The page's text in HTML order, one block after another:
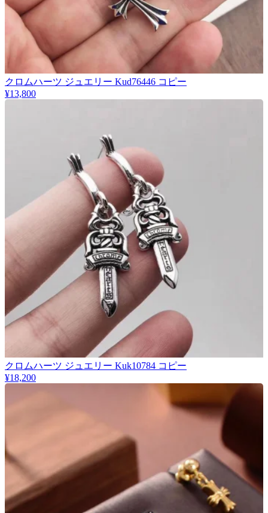
クロムハーツ ジュエリー Kud76446 コピー
¥13,800
クロムハーツ ジュエリー Kuk10784 コピー
¥18,200